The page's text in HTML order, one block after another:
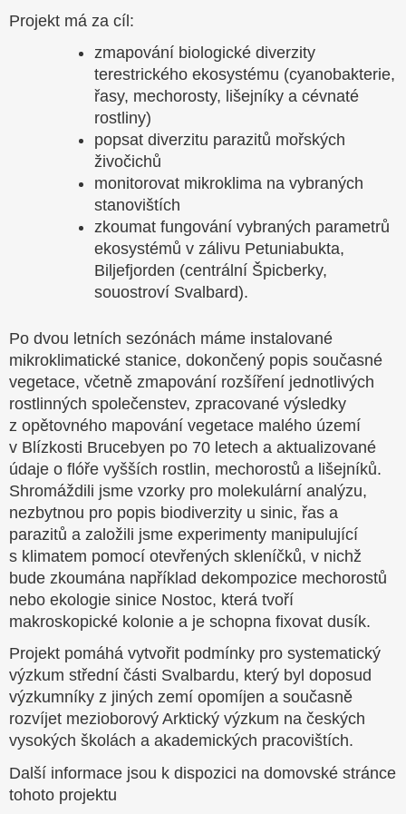
Projekt má za cíl:
zmapování biologické diverzity
terestrického ekosystému (cyanobakterie,
řasy, mechorosty, lišejníky a cévnaté
rostliny)
popsat diverzitu parazitů mořských
živočichů
monitorovat mikroklima na vybraných
stanovištích
zkoumat fungování vybraných parametrů
ekosystémů v zálivu Petuniabukta,
Biljefjorden (centrální Špicberky,
souostroví Svalbard).
Po dvou letních sezónách máme instalované
mikroklimatické stanice, dokončený popis současné
vegetace, včetně zmapování rozšíření jednotlivých
rostlinných společenstev, zpracované výsledky
z opětovného mapování vegetace malého území
v Blízkosti Brucebyen po 70 letech a aktualizované
údaje o flóře vyšších rostlin, mechorostů a lišejníků.
Shromáždili jsme vzorky pro molekulární analýzu,
nezbytnou pro popis biodiverzity u sinic, řas a
parazitů a založili jsme experimenty manipulující
s klimatem pomocí otevřených skleníčků, v nichž
bude zkoumána například dekompozice mechorostů
nebo ekologie sinice Nostoc, která tvoří
makroskopické kolonie a je schopna fixovat dusík.
Projekt pomáhá vytvořit podmínky pro systematický
výzkum střední části Svalbardu, který byl doposud
výzkumníky z jiných zemí opomíjen a současně
rozvíjet mezioborový Arktický výzkum na českých
vysokých školách a akademických pracovištích.
Další informace jsou k dispozici na domovské stránce
tohoto projektu